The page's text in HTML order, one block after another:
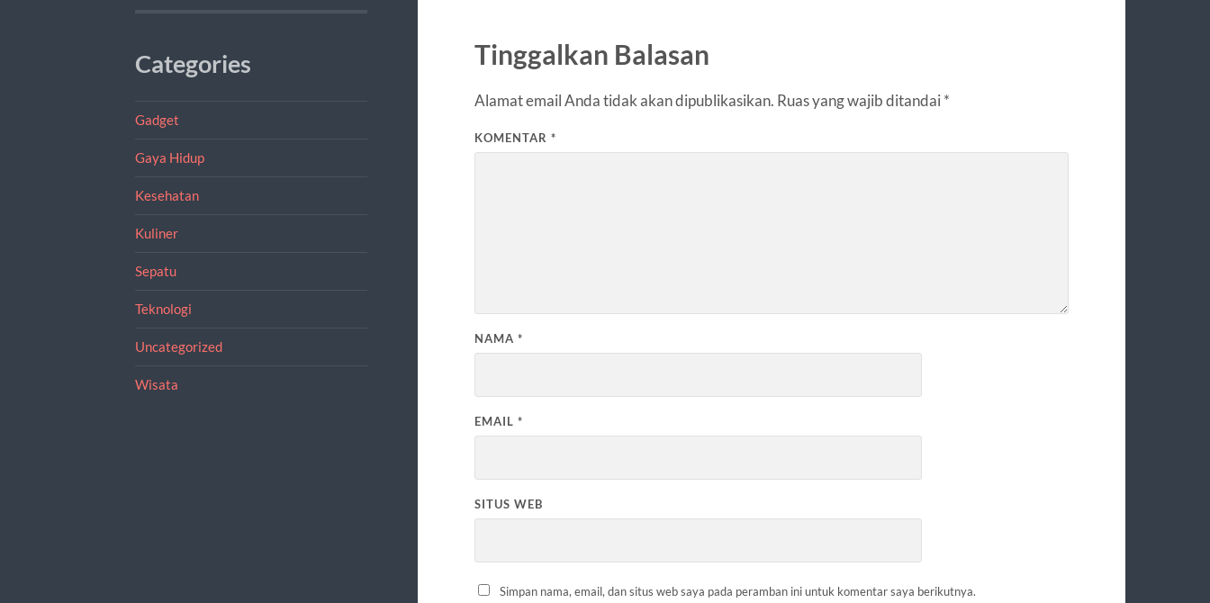
Categories
Gadget
Gaya Hidup
Kesehatan
Kuliner
Sepatu
Teknologi
Uncategorized
Wisata
Tinggalkan Balasan
Alamat email Anda tidak akan dipublikasikan. Ruas yang wajib ditandai *
KOMENTAR *
NAMA *
EMAIL *
SITUS WEB
Simpan nama, email, dan situs web saya pada peramban ini untuk komentar saya berikutnya.